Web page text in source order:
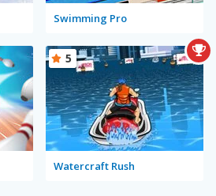
Swimming Pro
Watercraft Rush
5